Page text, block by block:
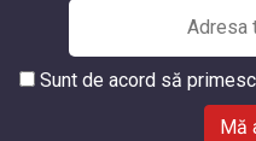
Sunt de acord să
Mă